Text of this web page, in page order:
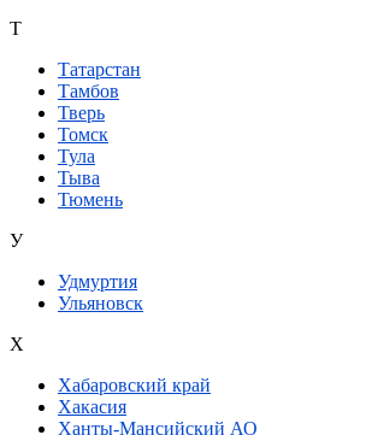
Т
Татарстан
Тамбов
Тверь
Томск
Тула
Тыва
Тюмень
У
Удмуртия
Ульяновск
Х
Хабаровский край
Хакасия
Ханты-Мансийский АО